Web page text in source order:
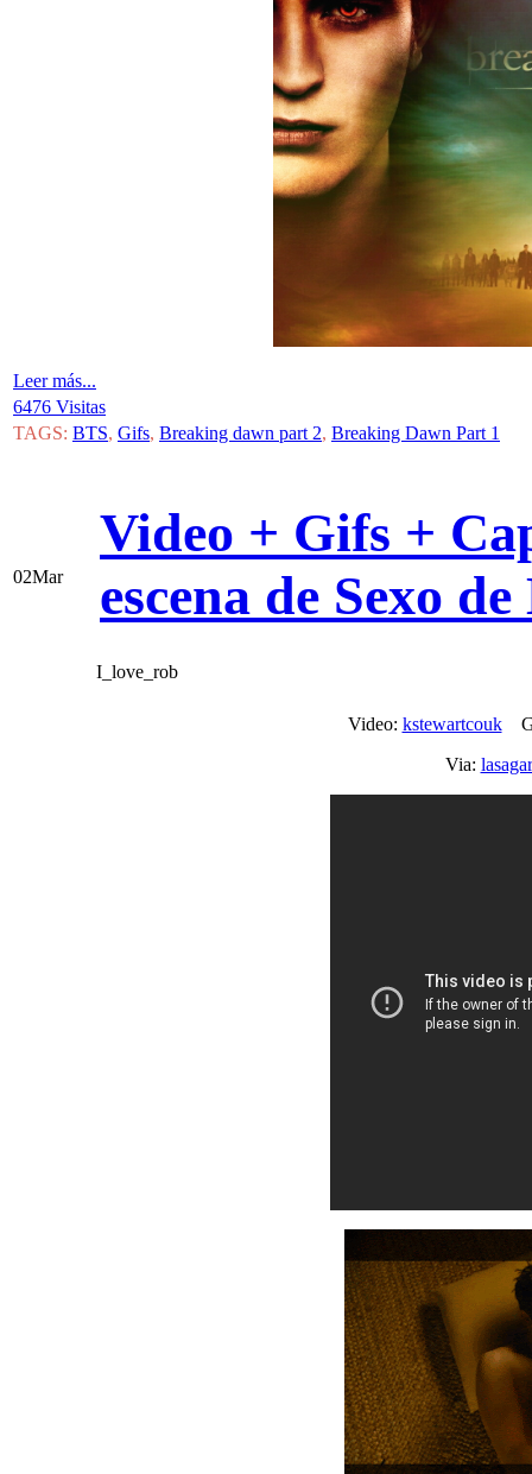
Leer más...
6476 Visitas
TAGS: BTS, Gifs, Breaking dawn part 2, Breaking Dawn Part 1
02Mar
Video + Gifs +
escena de Sexo
I_love_rob
Video: kstewartcouk
Via: